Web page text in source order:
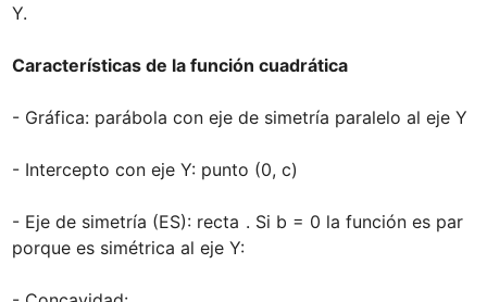
Y.
Características de la función cuadrática
- Gráfica: parábola con eje de simetría paralelo al eje Y
- Intercepto con eje Y: punto (0, c)
- Eje de simetría (ES): recta . Si b = 0 la función es par
porque es simétrica al eje Y: